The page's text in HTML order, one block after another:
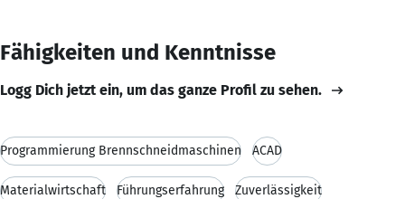
Fähigkeiten und Kenntnisse
Logg Dich jetzt ein, um das ganze Profil zu sehen.
Programmierung Brennschneidmaschinen ACAD
Materialwirtschaft Führungserfahrung Zuverlässigkeit